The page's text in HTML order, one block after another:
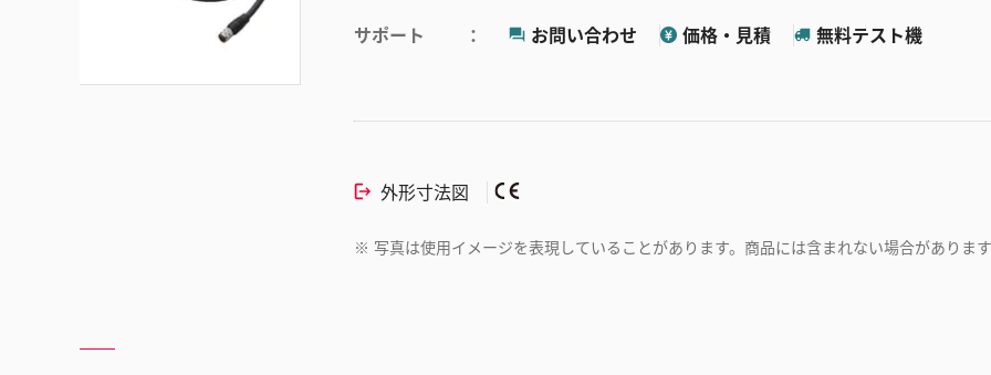
サポート
お問い合わせ 価格・見積 無料テスト機
外形寸法図
※ 写真は使用イメージを表現していることがあります。商品には含まれない場合がありま